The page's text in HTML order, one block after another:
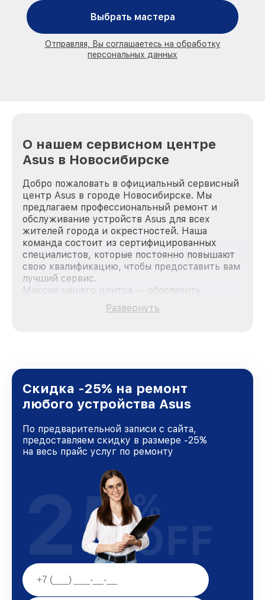
Выбрать мастера
Отправляя, Вы соглашаетесь на обработку
персональных данных
О нашем сервисном центре
Asus в Новосибирске
Добро пожаловать в официальный сервисный
центр Asus в городе Новосибирске. Мы
предлагаем профессиональный ремонт и
обслуживание устройств Asus для всех
жителей города и окрестностей. Наша
команда состоит из сертифицированных
специалистов, которые постоянно повышают
свою квалификацию, чтобы предоставить вам
лучший сервис.
Миссия нашего центра — обеспечить
качественный и доступный ремонт для
каждого пользователя продукции Asus, вне
Новосибирске, постоянно повышая уровень
доверия и лояльности наших клиентов.
Развернуть
Скидка -25% на ремонт
любого устройства Asus
По предварительной записи с сайта,
предоставляем скидку в размере -25%
на весь прайс услуг по ремонту
25%
OFF